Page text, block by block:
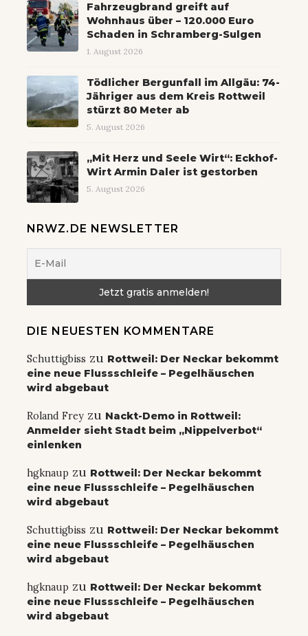
Fahrzeugbrand greift auf
Wohnhaus über – 120.000 Euro
Schaden in Schramberg-Sulgen
1. August 2026
Tödlicher Bergunfall im Allgäu: 74-
Jähriger aus dem Kreis Rottweil
stürzt 80 Meter ab
5. August 2026
„Mit Herz und Seele Wirt“: Eckhof-
Wirt Armin Daler ist gestorben
5. August 2026
NRWZ.DE NEWSLETTER
DIE NEUESTEN KOMMENTARE
Schuttigbiss zu Rottweil: Der Neckar bekommt
eine neue Flussschleife – Pegelhäuschen
wird abgebaut
Roland Frey zu Nackt-Demo in Rottweil:
Anmelder sieht Stadt beim „Nippelverbot“
einlenken
hgknaup zu Rottweil: Der Neckar bekommt
eine neue Flussschleife – Pegelhäuschen
wird abgebaut
Schuttigbiss zu Rottweil: Der Neckar bekommt
eine neue Flussschleife – Pegelhäuschen
wird abgebaut
hgknaup zu Rottweil: Der Neckar bekommt
eine neue Flussschleife – Pegelhäuschen
wird abgebaut